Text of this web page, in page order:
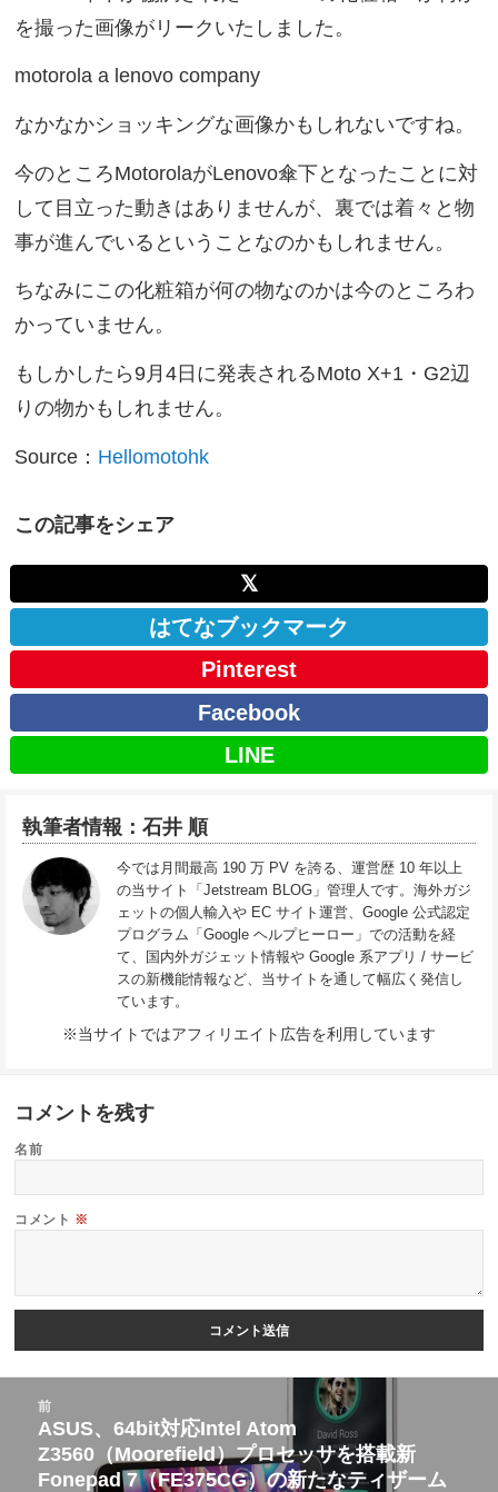
を撮った画像がリークいたしました。
motorola a lenovo company
なかなかショッキングな画像かもしれないですね。
今のところMotorolaがLenovo傘下となったことに対
して目立った動きはありませんが、裏では着々と物
事が進んでいるということなのかもしれません。
ちなみにこの化粧箱が何の物なのかは今のところわ
かっていません。
もしかしたら9月4日に発表されるMoto X+1・G2辺
りの物かもしれません。
Source： Hellomotohk
この記事をシェア
𝕏
はてなブックマーク
Pinterest
Facebook
LINE
執筆者情報：石井 順
今では月間最高 190 万 PV を誇る、運営歴 10 年以上
の当サイト「Jetstream BLOG」管理人です。海外ガジ
ェットの個人輸入や EC サイト運営、Google 公式認定
プログラム「Google ヘルプヒーロー」での活動を経
て、国内外ガジェット情報や Google 系アプリ / サービ
スの新機能情報など、当サイトを通して幅広く発信し
ています。
※当サイトではアフィリエイト広告を利用しています
コメントを残す
名前
コメント ※
前
前
の
ASUS、64bit対応Intel Atom
Z3560（Moorefield）プロセッサを搭載新
Fonepad 7（FE375CG）の新たなティザーム